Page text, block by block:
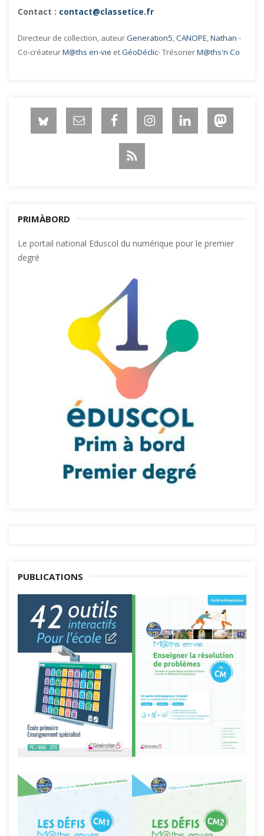
Contact : contact@classetice.fr
Directeur de collection, auteurGeneration5,CANOPE,Nathan -
Co-créateurM@ths en-vie etGéoDéclic- TrésorierM@ths'n Co
PRIMÀBORD
Le portail national Eduscol du numérique pour le premier
degré
PUBLICATIONS